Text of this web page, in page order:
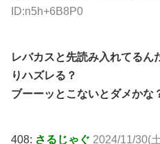
ID:n5h+6B8P0
レバカスと先読み入れてるん
りハズレる？
ブーーッとこないとダメかな
408: さるじゃぐ 2024/11/30(